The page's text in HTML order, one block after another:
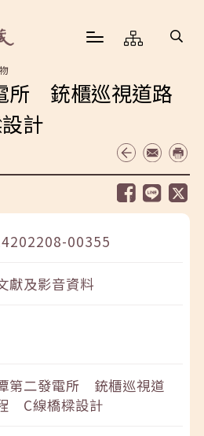
所 銃櫃巡視道路
計
00355
獻及影音資料
第二發電所 銃櫃巡視道
C線橋樑設計